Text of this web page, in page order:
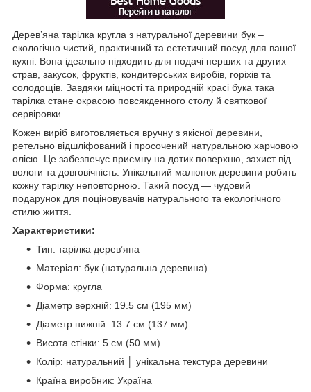
Дерев’яна тарілка кругла з натуральної деревини бук –
екологічно чистий, практичний та естетичний посуд для вашої
кухні. Вона ідеально підходить для подачі перших та других
страв, закусок, фруктів, кондитерських виробів, горіхів та
солодощів. Завдяки міцності та природній красі бука така
тарілка стане окрасою повсякденного столу й святкової
сервіровки.
Кожен виріб виготовляється вручну з якісної деревини,
ретельно відшліфований і просочений натуральною харчовою
олією. Це забезпечує приємну на дотик поверхню, захист від
вологи та довговічність. Унікальний малюнок деревини робить
кожну тарілку неповторною. Такий посуд — чудовий
подарунок для поціновувачів натурального та екологічного
стилю життя.
Характеристики:
Тип: тарілка дерев’яна
Матеріал: бук (натуральна деревина)
Форма: кругла
Діаметр верхній: 19.5 см (195 мм)
Діаметр нижній: 13.7 см (137 мм)
Висота стінки: 5 см (50 мм)
Колір: натуральний │ унікальна текстура деревини
Країна виробник: Україна